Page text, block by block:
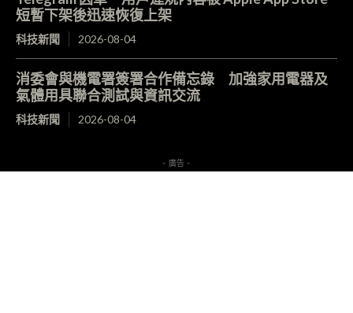
短暫下架後迅速恢復上架
科技新聞 2026-08-04
消委會與機電署簽署合作備忘錄 加強家用電器及
氣體用具聯合測試與資訊交流
科技新聞 2026-08-04
- 廣告 -